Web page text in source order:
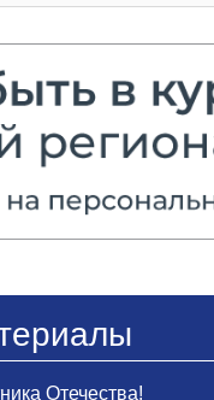
Отечества!